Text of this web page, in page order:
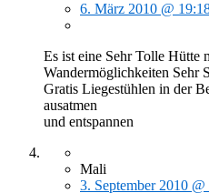
6. März 2010 @
Es ist eine Sehr Tolle Hütte
Wandermöglichkeiten Sehr
Gratis Liegestühlen in der
ausatmen
und entspannen
Mali
3. September 2010